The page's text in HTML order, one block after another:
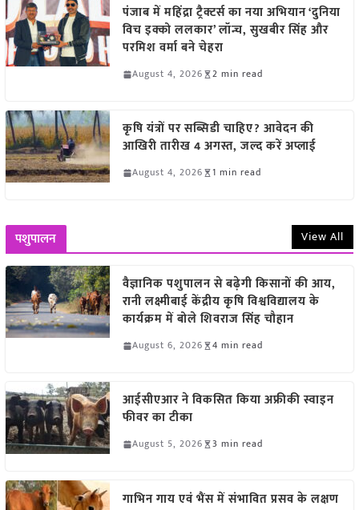
पंजाब में महिंद्रा ट्रैक्टर्स का नया अभियान ‘दुनिया
विच इक्को ललकार’ लॉन्च, सुखबीर सिंह और
परमिश वर्मा बने चेहरा
August 4, 2026 2 min read
कृषि यंत्रों पर सब्सिडी चाहिए? आवेदन की
आखिरी तारीख 4 अगस्त, जल्द करें अप्लाई
August 4, 2026 1 min read
पशुपालन View All
वैज्ञानिक पशुपालन से बढ़ेगी किसानों की आय,
रानी लक्ष्मीबाई केंद्रीय कृषि विश्वविद्यालय के
कार्यक्रम में बोले शिवराज सिंह चौहान
August 6, 2026 4 min read
आईसीएआर ने विकसित किया अफ्रीकी स्वाइन
फीवर का टीका
August 5, 2026 3 min read
गाभिन गाय एवं भैंस में संभावित प्रसव के लक्षण